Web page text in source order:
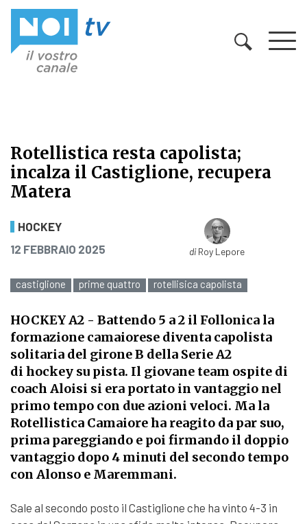
Rotellistica resta capolista;
incalza il Castiglione, recupera
Matera
Rotellistica resta capolista;
HOCKEY
PUBBLICATO IL
12 FEBBRAIO 2025 diRoy Lepore
castiglione prime quattro rotellisica capolista
HOCKEY A2 - Battendo 5 a 2 il Follonica la
formazione camaiorese diventa capolista
solitaria del girone B della Serie A2
di hockey su pista. Il giovane team ospite di
coach Aloisi si era portato in vantaggio nel
primo tempo con due azioni veloci. Ma la
Rotellistica Camaiore ha reagito da par suo,
prima pareggiando e poi firmando il doppio
vantaggio dopo 4 minuti del secondo tempo
con Alonso e Maremmani.
Sale al secondo posto il Castiglione che ha vinto 4-3 in